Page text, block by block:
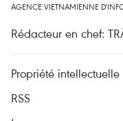
AGENCE VIETNAMIENNE
Rédacteur en chef:
Propriété intellectuelle
RSS